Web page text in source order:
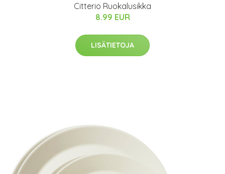
Citterio Ruokalusikka
8.99 EUR
LISÄTIETOJA